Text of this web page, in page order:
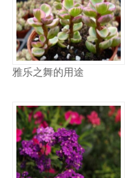
雅乐之舞的用途